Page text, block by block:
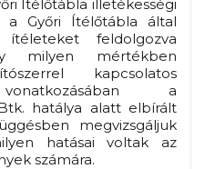
Ítélőtábla illetékességi
a Győri Ítélőtábla által
feldolgozva
milyen mértékben
kapcsolatos
a
hatálya alatt elbírált
megvizsgáljuk
hatásai voltak az
számára.